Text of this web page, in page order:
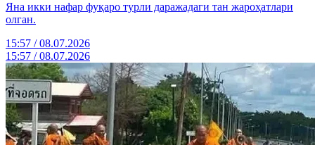
Яна икки нафар фуқаро турли даражадаги тан жароҳатлари
олган.
15:57 / 08.07.2026
15:57 / 08.07.2026